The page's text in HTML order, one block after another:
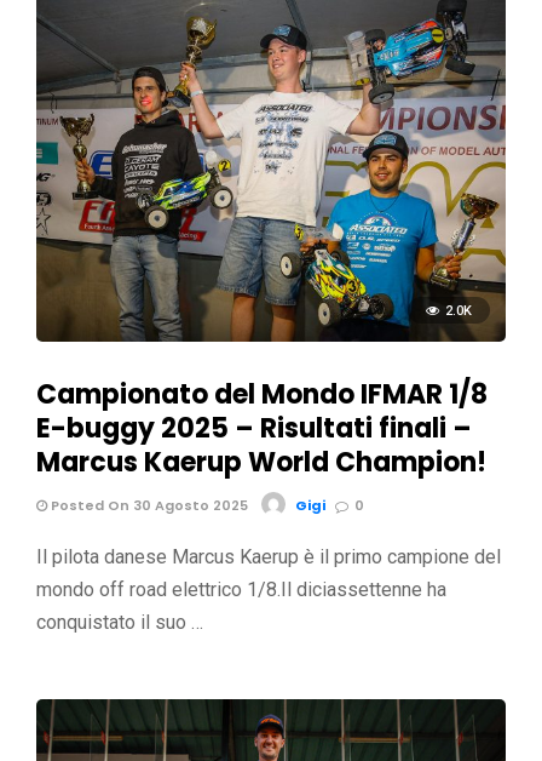
2.0K
Campionato del Mondo IFMAR 1/8
E-buggy 2025 – Risultati finali –
Marcus Kaerup World Champion!
Posted On 30 Agosto 2025 Gigi 0
Il pilota danese Marcus Kaerup è il primo campione del
mondo off road elettrico 1/8.Il diciassettenne ha
conquistato il suo …